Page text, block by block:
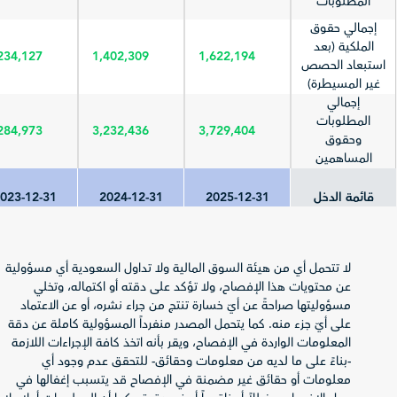
إجمالي حقوق
الملكية (بعد
استبعاد الحصص
غير المسيطرة)
1,622,194
1,402,309
إجمالي
المطلوبات
وحقوق
المساهمين
3,729,404
3,232,436
قائمة الدخل 2025-12-31
2024-12-31
12-31
العمليات)
صافي الربح
(الخسارة) قبل
الزكاة والضريبة
736,690
694,477
الزكاة وضريبة
الدخل
-38,800
-33,042
لا تتحمل أي من هيئة السوق المالية ولا تداول السعودية أي مسؤولية
عن محتويات هذا الإفصاح، ولا تؤكد على دقته أو اكتماله، وتخلي
مسؤوليتها صراحةً عن أيّ خسارة تنتج من جراء نشره، أو عن الاعتماد
على أيّ جزء منه. كما يتحمل المصدر منفرداً المسؤولية كاملة عن دقة
المعلومات الواردة في الإفصاح، ويقر بأنه اتخذ كافة الإجراءات اللازمة
-بناءً على ما لديه من معلومات وحقائق- للتحقق عدم وجود أي
معلومات أو حقائق غير مضمنة في الإفصاح قد يتسبب إغفالها في